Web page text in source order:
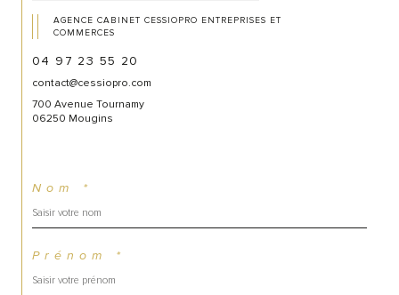
AGENCE CABINET CESSIOPRO ENTREPRISES ET
COMMERCES
04 97 23 55 20
contact@cessiopro.com
700 Avenue Tournamy
06250 Mougins
Nom *
Prénom *